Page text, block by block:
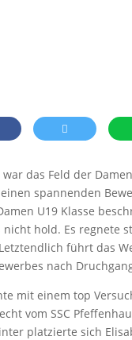
das Feld der
spannenden
U19 Klasse
hold. Es regnete
führt das
nach
mit einem top
vom SSC
platzierte sich